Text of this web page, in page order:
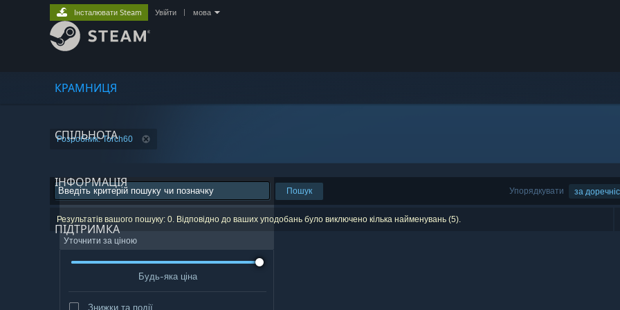
КРАМНИЦЯ
СПІЛЬНОТА
ІНФОРМАЦІЯ
ПІДТРИМКА
Інсталювати Steam Увійти мова
Розробник: Torch60
Упорядкувати за
Пошук
Результатів вашого пошуку: 0. Відповідно до ваших уподобань було виключено кілька найменувань (5).
Уточнити за ціною
Будь-яка ціна
Знижки та події